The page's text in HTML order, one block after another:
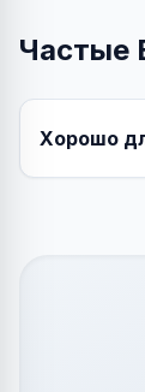
Частые
Хорошо